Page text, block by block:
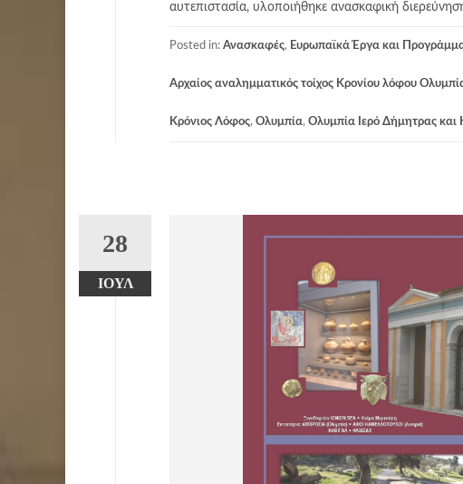
αυτεπιστασία, υλοποιήθηκε ανασκαφική
Posted in: Ανασκαφές, Ευρωπαϊκά Έργα και
Αρχαίος αναλημματικός τοίχος Κρονίου λόφου
Κρόνιος Λόφος, Ολυμπία, Ολυμπία Ιερό Δήμητρας και
28
ΙΟΎΛ